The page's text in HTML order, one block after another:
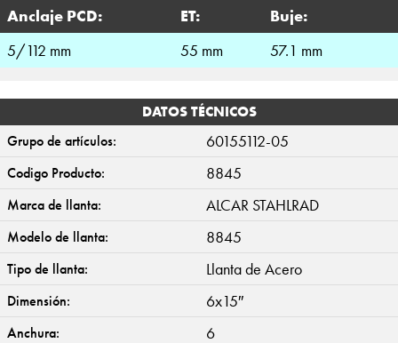
Anclaje PCD: ET:
Buje:
5/112 mm
55 mm 57.1 mm
DATOS TÉCNICOS
Grupo de artículos:
60155112-05
Codigo Producto: 8845
Marca de llanta: ALCAR STAHLRAD
Modelo de llanta: 8845
Tipo de llanta: Llanta de Acero
Dimensión: 6x15″
Anchura: 6